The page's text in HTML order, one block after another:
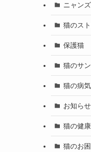
ニャン
猫のス
保護猫
猫のサ
猫の病気
お知らせ
猫の健康
猫のお